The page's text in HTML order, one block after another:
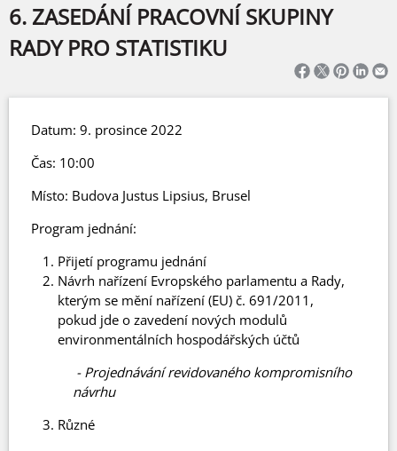
6. ZASEDÁNÍ PRACOVNÍ SKUPINY
RADY PRO STATISTIKU
Datum: 9. prosince 2022
Čas: 10:00
Místo: Budova Justus Lipsius, Brusel
Program jednání:
Přijetí programu jednání
Návrh nařízení Evropského parlamentu a Rady,
kterým se mění nařízení (EU) č. 691/2011,
pokud jde o zavedení nových modulů
environmentálních hospodářských účtů
- Projednávání revidovaného kompromisního
návrhu
Různé